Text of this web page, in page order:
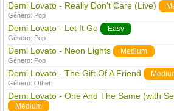
Demi Lovato - Really Don't Care (Live)
Género: Pop
Demi Lovato - Let It Go Easy
Género: Pop
Demi Lovato - Neon Lights Medium
Género: Pop
Demi Lovato - The Gift Of A Friend
Género:Other
Demi Lovato - One And The Same (with
Medium